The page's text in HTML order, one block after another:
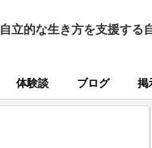
自立的な生き方を支援する
体験談 ブログ 掲